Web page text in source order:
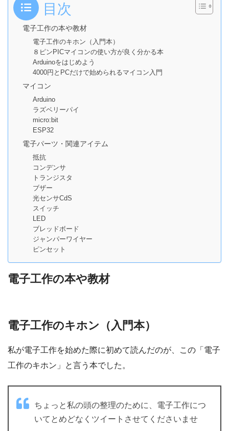
目次
電子工作の本や教材
電子工作のキホン（入門本）
８ピンPICマイコンの使い方が良く分かる本
Arduinoをはじめよう
4000円とPCだけで始められるマイコン入門
マイコン
Arduino
ラズベリーパイ
micro:bit
ESP32
電子パーツ・関連アイテム
抵抗
コンデンサ
トランジスタ
ブザー
光センサCdS
スイッチ
LED
ブレッドボード
ジャンパーワイヤー
ピンセット
電子工作の本や教材
電子工作のキホン（入門本）
私が電子工作を始めた際に初めて読んだのが、この「電子
工作のキホン」と言う本でした。
ちょっと私の頭の整理のために、電子工作につ
いてとめどなくツイートさせてくださいませ